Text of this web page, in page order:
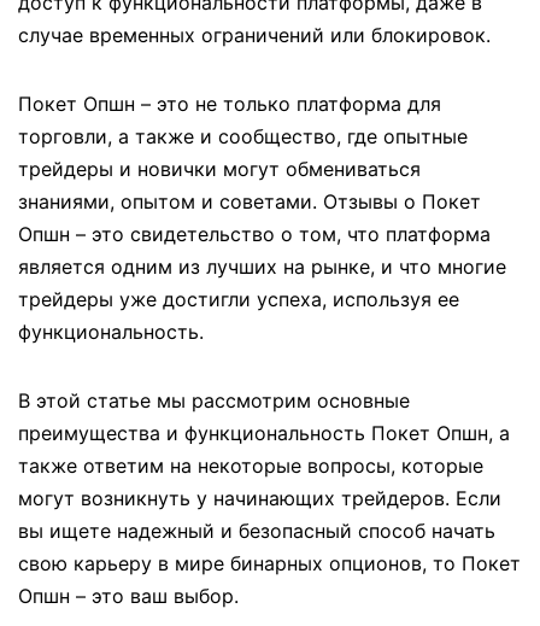
случае временных ограничений или блокировок.
Покет Опшн – это не только платформа для
торговли, а также и сообщество, где опытные
трейдеры и новички могут обмениваться
знаниями, опытом и советами. Отзывы о Покет
Опшн – это свидетельство о том, что платформа
является одним из лучших на рынке, и что многие
трейдеры уже достигли успеха, используя ее
функциональность.
В этой статье мы рассмотрим основные
преимущества и функциональность Покет Опшн, а
также ответим на некоторые вопросы, которые
могут возникнуть у начинающих трейдеров. Если
вы ищете надежный и безопасный способ начать
свою карьеру в мире бинарных опционов, то Покет
Опшн – это ваш выбор.